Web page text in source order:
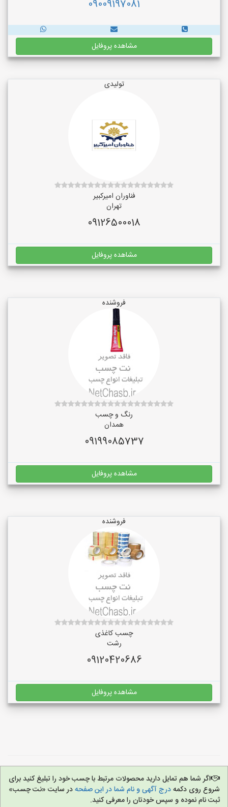
09009197081
مشاهده پروفایل
تولیدی
فناوران امیرکبیر
تهران
09126500018
مشاهده پروفایل
فروشنده
رنگ و چسب
همدان
09199085737
مشاهده پروفایل
فروشنده
چسب کاغذی
رشت
09120420686
مشاهده پروفایل
اگر شما هم تمایل دارید محصولات مرتبط با چسب خود را تبلیغ کنید برای
شروع روی دکمهدرج آگهی و نام شما در این صفحهدر سایت «نت چسب»
ثبت نام نموده و سپس خودتان را معرفی کنید.